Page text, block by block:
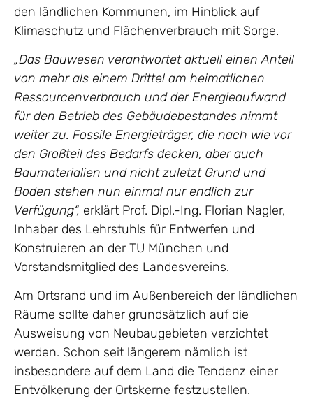
den ländlichen Kommunen, im Hinblick auf
Klimaschutz und Flächenverbrauch mit Sorge.
„Das Bauwesen verantwortet aktuell einen Anteil
von mehr als einem Drittel am heimatlichen
Ressourcenverbrauch und der Energieaufwand
für den Betrieb des Gebäudebestandes nimmt
weiter zu. Fossile Energieträger, die nach wie vor
den Großteil des Bedarfs decken, aber auch
Baumaterialien und nicht zuletzt Grund und
Boden stehen nun einmal nur endlich zur
Verfügung“, erklärt Prof. Dipl.-Ing. Florian Nagler,
Inhaber des Lehrstuhls für Entwerfen und
Konstruieren an der TU München und
Vorstandsmitglied des Landesvereins.
Am Ortsrand und im Außenbereich der ländlichen
Räume sollte daher grundsätzlich auf die
Ausweisung von Neubaugebieten verzichtet
werden. Schon seit längerem nämlich ist
insbesondere auf dem Land die Tendenz einer
Entvölkerung der Ortskerne festzustellen.